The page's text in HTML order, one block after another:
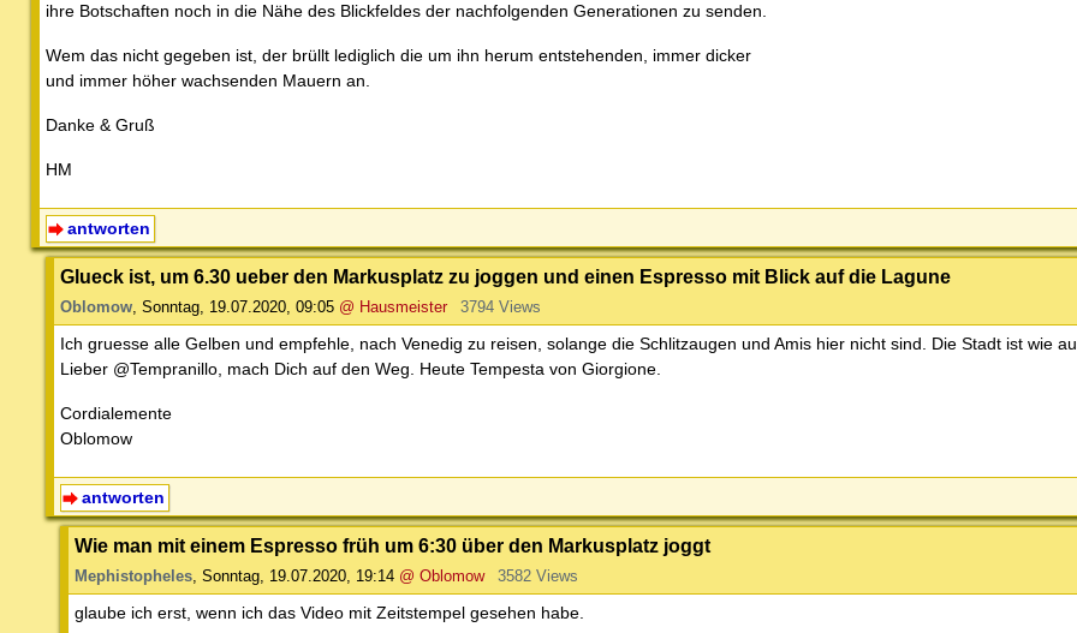
ihre Botschaften noch in die Nähe des Blickfeldes der nachfolgenden Generationen zu senden.
Wem das nicht gegeben ist, der brüllt lediglich die um ihn herum entstehenden, immer dicker
und immer höher wachsenden Mauern an.
Danke & Gruß
HM
antworten
Glueck ist, um 6.30 ueber den Markusplatz zu joggen und einen Espresso mit Blick auf die Lagune
Oblomow Sonntag, 19.07.2020, 09:05 @ Hausmeister 3794 Views
Ich gruesse alle Gelben und empfehle, nach Venedig zu reisen, solange die Schlitzaugen und Amis hier nicht sind. Die Stadt ist wie
Lieber @Tempranillo, mach Dich auf den Weg. Heute Tempesta von Giorgione.
Cordialemente
Oblomow
antworten
Wie man mit einem Espresso früh um 6:30 über den Markusplatz joggt
Mephistopheles Sonntag, 19.07.2020, 19:14 @ Oblomow 3582 Views
glaube ich erst, wenn ich das Video mit Zeitstempel gesehen habe.